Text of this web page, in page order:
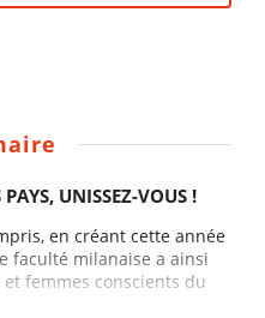
UNISSEZ-VOUS !
en créant cette année
faculté milanaise a ainsi
femmes conscients du